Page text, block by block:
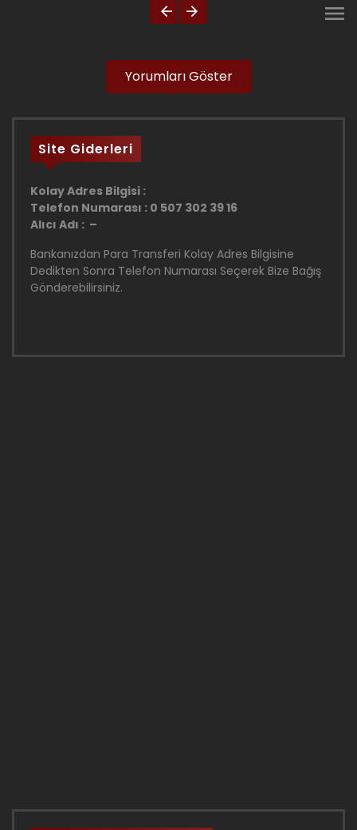
Yorumları Göster
Site Giderleri
Kolay Adres Bilgisi :
Telefon Numarası : 0 507 302 39 16
Alıcı Adı : –
Bankanızdan Para Transferi Kolay Adres Bilgisine
Dedikten Sonra Telefon Numarası Seçerek Bize Bağış
Gönderebilirsiniz.